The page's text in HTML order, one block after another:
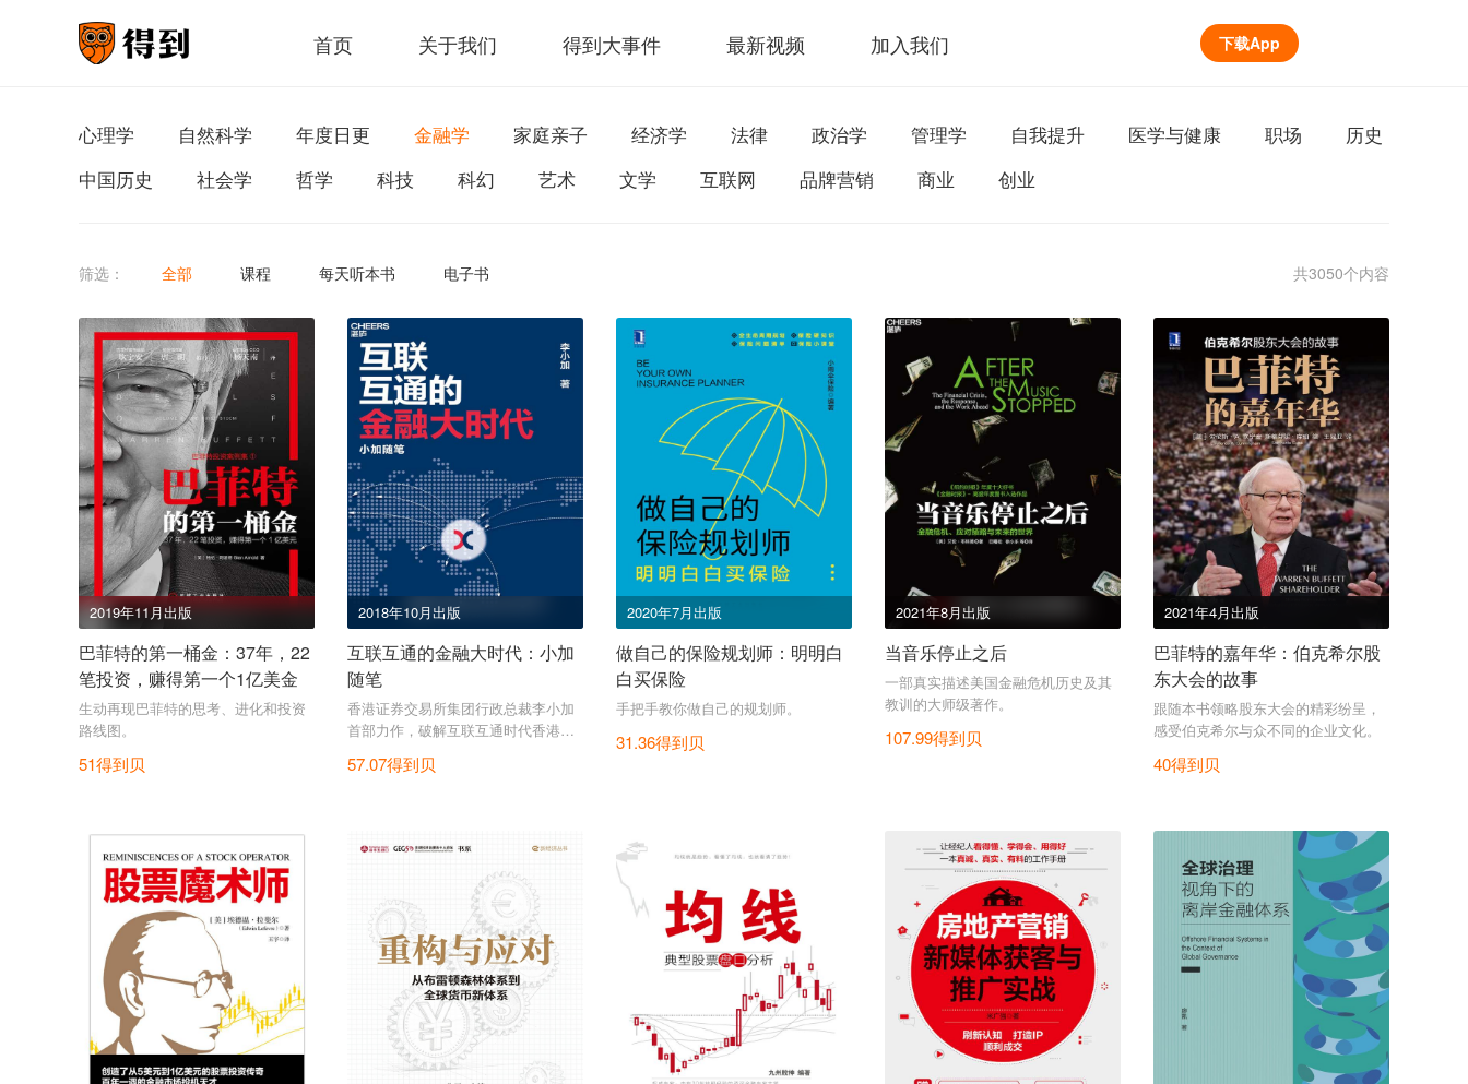
首页 关于我们 得到大事件 最新视频 加入我们 下载App
心理学 自然科学 年度日更 金融学 家庭亲子 经济学 法律 政治学 管理学 自我提升 医学与健康 职场
历史
中国历史
社会学 哲学 科技 科幻 艺术 文学 互联网 品牌营销 商业 创业
筛选： 全部 课程 每天听本书 电子书 共3050个内容
2019年11月出版
巴菲特的第一桶金：37年，22
笔投资，赚得第一个1亿美金
生动再现巴菲特的思考、进化和投资
路线图。
51得到贝
2018年10月出版
互联互通的金融大时代：小加
随笔
香港证券交易所集团行政总裁李小加
首部力作，破解互联互通时代香港资
57.07得到贝
2020年7月出版
做自己的保险规划师：明明白
白买保险
手把手教你做自己的规划师。
31.36得到贝
2021年8月出版
当音乐停止之后
一部真实描述美国金融危机历史及其
教训的大师级著作。
107.99得到贝
2021年4月出版
巴菲特的嘉年华：伯克希尔股
东大会的故事
跟随本书领略股东大会的精彩纷呈，
感受伯克希尔与众不同的企业文化。
40得到贝